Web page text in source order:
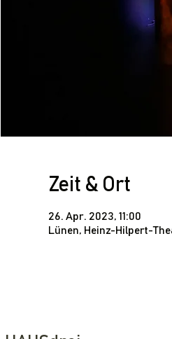
Zeit & Ort
26. Apr. 2023, 11:00
Lünen, Heinz-Hilpert-